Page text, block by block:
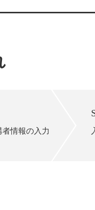
情報の入力